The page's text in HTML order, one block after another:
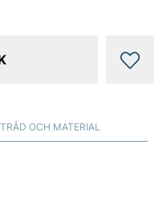
OCH MATERIAL